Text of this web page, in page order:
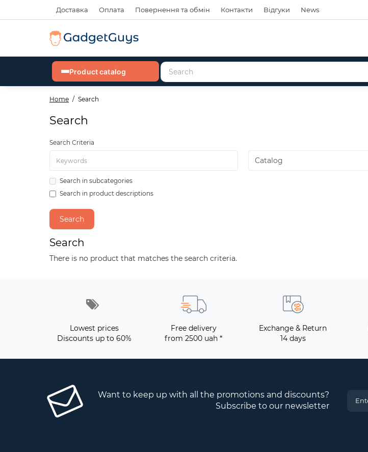
Доставка Оплата Повернення та обмін Контакти Відгуки News
Product catalog
Home Search
Search
Search Criteria
Search in subcategories
Search in product descriptions
Search
There is no product that matches the search criteria.
Lowest prices
Discounts up to 60%
Free delivery
from 2500 uah *
Exchange & Return
14 days
Want to keep up with all the promotions and discounts?
Subscribe to our newsletter